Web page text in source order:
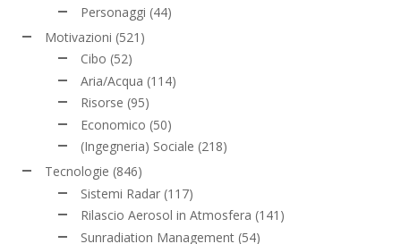
Personaggi (44)
Motivazioni (521)
Cibo (52)
Aria/Acqua (114)
Risorse (95)
Economico (50)
(Ingegneria) Sociale (218)
Tecnologie (846)
Sistemi Radar (117)
Rilascio Aerosol in Atmosfera (141)
Sunradiation Management (54)